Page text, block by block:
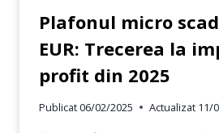
Plafonul micro
EUR: Trecerea la
profit din 2025
Publicat06/02/2025 Actualizat 11/